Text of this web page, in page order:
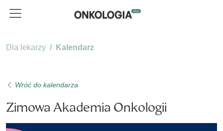
Dla lekarzy Kalendarz
Wróć do kalendarza
Zimowa Akademia Onkologii